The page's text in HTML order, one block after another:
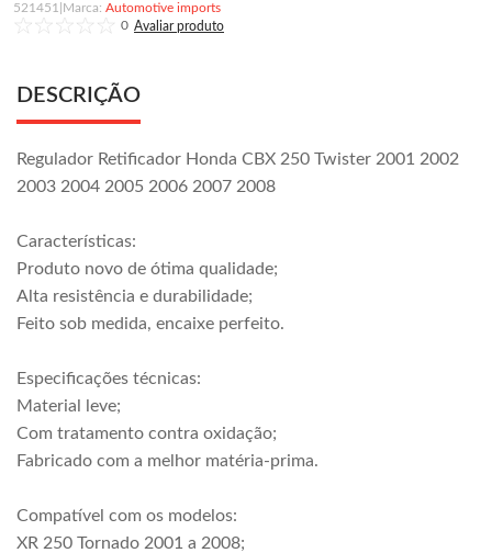
521451
Automotive imports
0
DESCRIÇÃO
Regulador Retificador Honda CBX 250 Twister 2001 2002
2003 2004 2005 2006 2007 2008
Características:
Produto novo de ótima qualidade;
Alta resistência e durabilidade;
Feito sob medida, encaixe perfeito.
Especificações técnicas:
Material leve;
Com tratamento contra oxidação;
Fabricado com a melhor matéria-prima.
Compatível com os modelos:
XR 250 Tornado 2001 a 2008;